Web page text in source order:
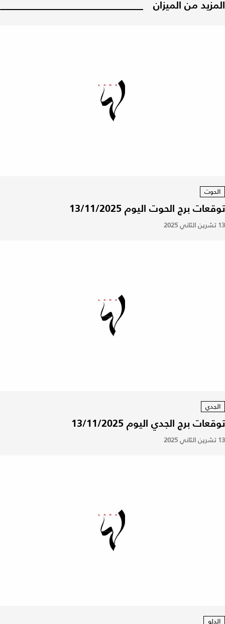
المزيد من الميزان
الحوت
توقعات برج الحوت اليوم 13/11/2025
13 تشرين الثاني 2025
الجدي
توقعات برج الجدي اليوم 13/11/2025
13 تشرين الثاني 2025
الدلو